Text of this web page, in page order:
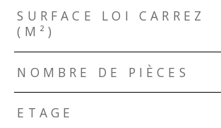
SURFACE LOI CARREZ
(M²)
NOMBRE DE PIÈCES
ETAGE